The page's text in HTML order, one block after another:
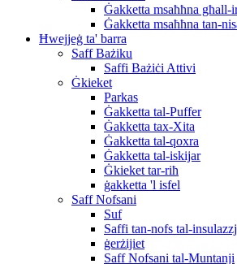
Ġakketta msaħħna għall-
Ġakketta msaħħna tan-
Ħwejjeġ ta' barra
Saff Bażiku
Saffi Bażiċi Attivi
Ġkieket
Parkas
Ġakketta tal-Puffer
Ġakketta tax-Xita
Ġakketta tal-qoxra
Ġakketta tal-iskijar
Ġkieket tar-riħ
ġakketta 'l isfel
Saff Nofsani
Suf
Saffi tan-nofs tal-
ġerżijiet
Saff Nofsani tal-Muntanji